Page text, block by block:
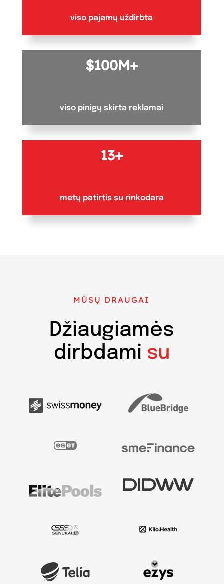
viso pajamų uždirbta
100M+
viso pinigų skirta reklamai
13+
metų patirtis su rinkodara
MŪSŲ DRAUGAI
Džiaugiamės
dirbdami su